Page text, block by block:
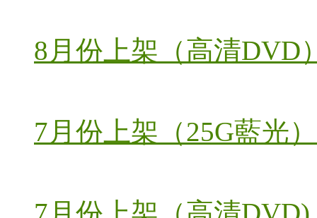
8月份上架（高清DVD
7月份上架（25G藍光）